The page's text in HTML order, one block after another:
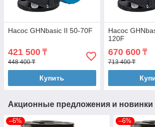
Насос GHNbasic II 50-70F
421 500 ₸
448 400 ₸
Купить
Насос
120F
670 600₸
713 400 ₸
Акционные предложения и новинки
–6% –6%